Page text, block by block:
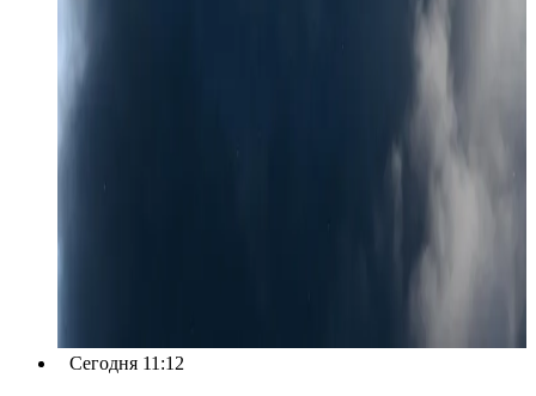
Сегодня 11:12